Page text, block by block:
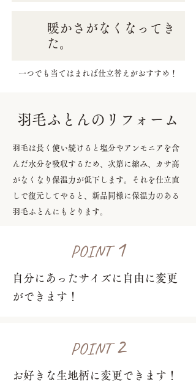
暖かさがなくなってき
た。
一つでも当てはまれば仕立替えがおすすめ！
羽毛ふとんのリフォーム
羽毛は長く使い続けると塩分やアンモニアを含
んだ水分を吸収するため、次第に縮み、カサ高
がなくなり保温力が低下します。それを仕立直
しで復元してやると、新品同様に保温力のある
羽毛ふとんにもどります。
POINT1
自分にあったサイズに自由に変更
ができます！
POINT2
お好きな生地柄に変更できます！